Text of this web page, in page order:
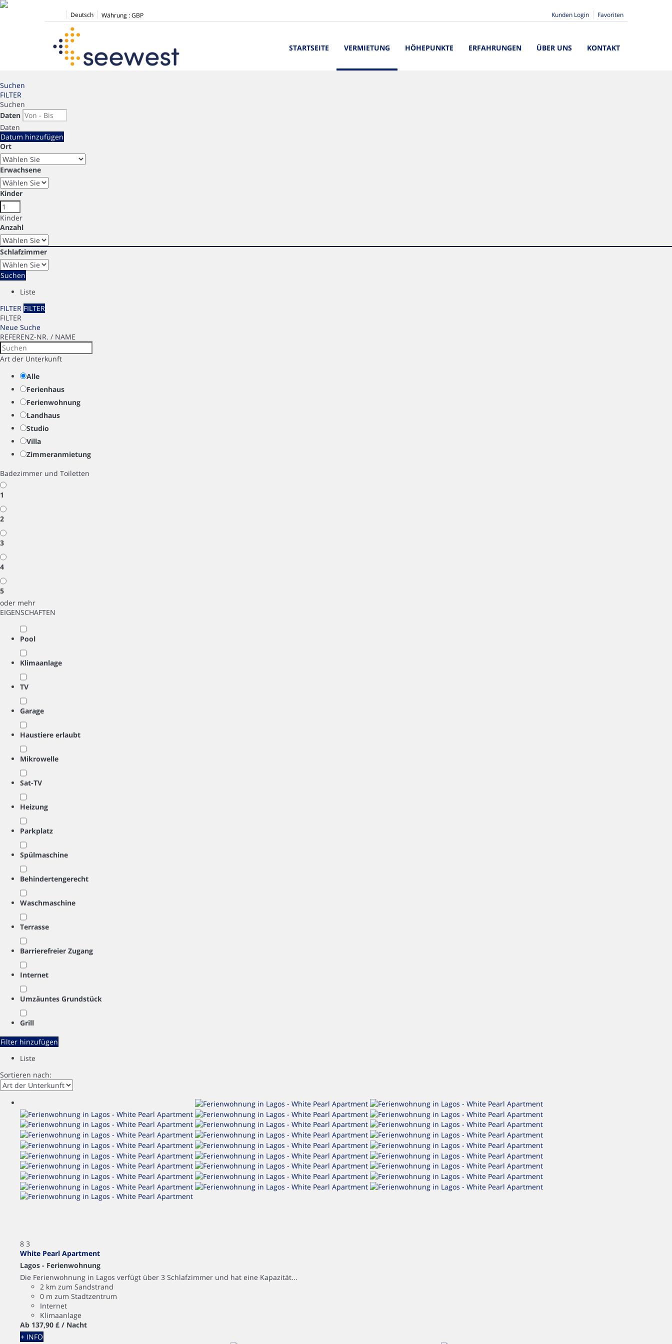
Deutsch Währung : GBP Favoriten
Kunden Login
STARTSEITE VERMIETUNG HÖHEPUNKTE ERFAHRUNGEN ÜBER UNS KONTAKT
Suchen
FILTER
Suchen
Daten
Daten
Datum hinzufügen
Ort
Erwachsene
Kinder
Kinder
Anzahl
Schlafzimmer
Suchen
Liste
FILTER FILTER
FILTER
Neue Suche
REFERENZ-NR. / NAME
Art der Unterkunft
Alle
Ferienhaus
Ferienwohnung
Landhaus
Studio
Villa
Zimmeranmietung
Badezimmer und Toiletten
1
2
3
4
5
oder mehr
EIGENSCHAFTEN
Pool
Klimaanlage
TV
Garage
Haustiere erlaubt
Mikrowelle
Sat-TV
Heizung
Parkplatz
Spülmaschine
Behindertengerecht
Waschmaschine
Terrasse
Barrierefreier Zugang
Internet
Umzäuntes Grundstück
Grill
Filter hinzufügen
Liste
Sortieren nach:
8 3
White Pearl Apartment
Lagos - Ferienwohnung
Die Ferienwohnung in Lagos verfügt über 3 Schlafzimmer und hat eine Kapazität...
2 km zum Sandstrand
0 m zum Stadtzentrum
Internet
Klimaanlage
Ab 137,90 £ / Nacht
+ INFO